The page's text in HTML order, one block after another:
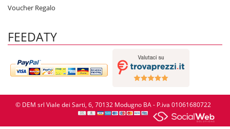
Voucher Regalo
FEEDATY
© DEM srl Viale dei Sarti, 6, 70132 Modugno BA - P.iva 01061680722